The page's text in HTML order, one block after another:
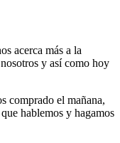
acerca más a la
y así como hoy
comprado el mañana,
hablemos y hagamos